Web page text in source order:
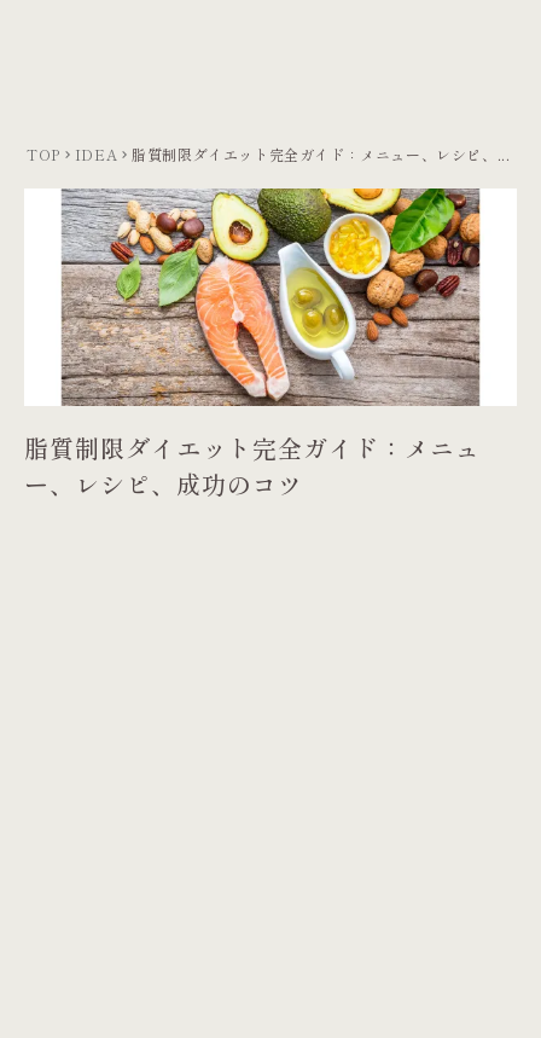
TOP keyboard_arrow_right IDEA keyboard_arrow_right 脂質制限ダイエット完全ガイド：メニュー、レシピ、...
脂質制限ダイエット完全ガイド：メニュ
ー、レシピ、成功のコツ